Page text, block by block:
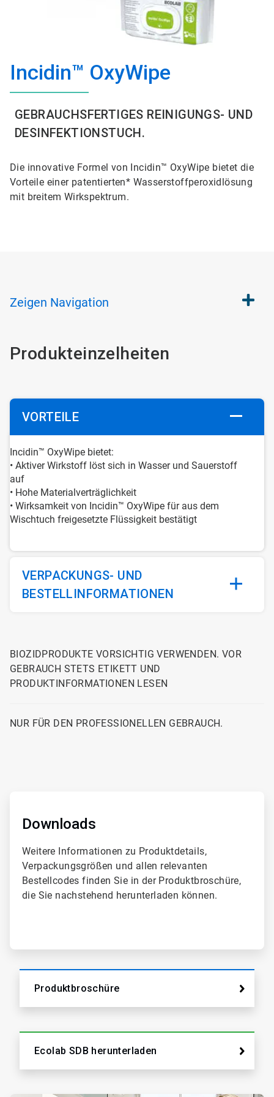
Incidin™ OxyWipe
GEBRAUCHSFERTIGES REINIGUNGS- UND
DESINFEKTIONSTUCH.
Die innovative Formel von Incidin™ OxyWipe bietet die
Vorteile einer patentierten* Wasserstoffperoxidlösung
mit breitem Wirkspektrum.
Zeigen Navigation
Produkteinzelheiten
VORTEILE
Incidin™ OxyWipe bietet:
• Aktiver Wirkstoff löst sich in Wasser und Sauerstoff
auf
• Hohe Materialverträglichkeit
• Wirksamkeit von Incidin™ OxyWipe für aus dem
Wischtuch freigesetzte Flüssigkeit bestätigt
VERPACKUNGS- UND
BESTELLINFORMATIONEN
BIOZIDPRODUKTE VORSICHTIG VERWENDEN. VOR
GEBRAUCH STETS ETIKETT UND
PRODUKTINFORMATIONEN LESEN
NUR FÜR DEN PROFESSIONELLEN GEBRAUCH.
Downloads
Weitere Informationen zu Produktdetails,
Verpackungsgrößen und allen relevanten
Bestellcodes finden Sie in der Produktbroschüre,
die Sie nachstehend herunterladen können.
Produktbroschüre
Ecolab SDB herunterladen